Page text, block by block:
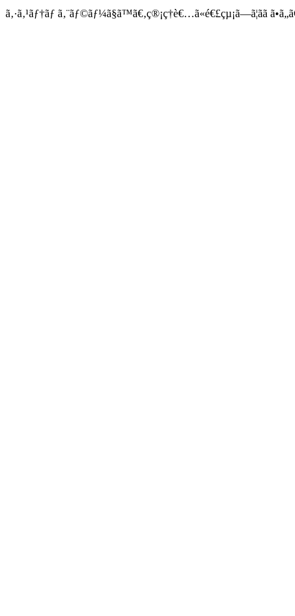
ã‚·ã‚¹ãƒ†ãƒ ã‚¨ãƒ©ãƒ¼ã§ã™ã€‚ç®¡ç†è€…ã«é€£çµ¡ã—ã¦ãã